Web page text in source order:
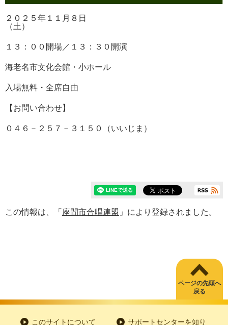
２０２５年１１月８日
（土）
１３：００開場／１３：３０開演
海老名市文化会館・小ホール
入場無料・全席自由
【お問い合わせ】
０４６－２５７－３１５０（いいじま）
この情報は、「 座間市合唱連盟 」により登録されました。
ページの先頭へ
戻る
このサイトについて サポートセンターを知り